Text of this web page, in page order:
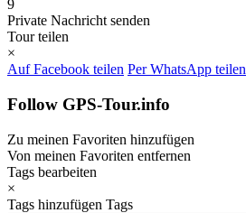
9
Private Nachricht senden
Tour teilen
×
Auf Facebook teilen Per WhatsApp teilen
Follow GPS-Tour.info
Zu meinen Favoriten hinzufügen
Von meinen Favoriten entfernen
Tags bearbeiten
×
Tags hinzufügen Tags